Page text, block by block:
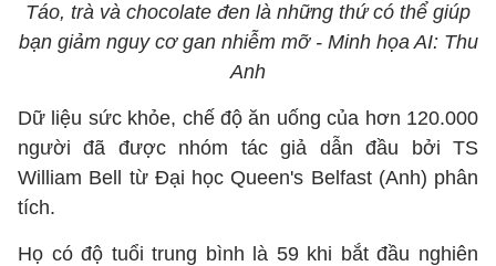
Táo, trà và chocolate đen là những thứ có thể giúp
bạn giảm nguy cơ gan nhiễm mỡ - Minh họa AI: Thu
Anh
Dữ liệu sức khỏe, chế độ ăn uống của hơn 120.000
người đã được nhóm tác giả dẫn đầu bởi TS
William Bell từ Đại học Queen's Belfast (Anh) phân
tích.
Họ có độ tuổi trung bình là 59 khi bắt đầu nghiên